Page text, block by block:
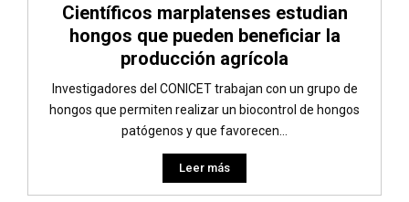
Científicos marplatenses estudian
hongos que pueden beneficiar la
producción agrícola
Investigadores del CONICET trabajan con un grupo de
hongos que permiten realizar un biocontrol de hongos
patógenos y que favorecen...
Leer más